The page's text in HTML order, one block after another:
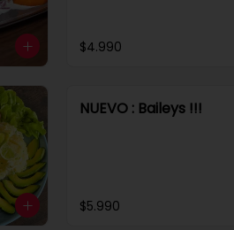
$4.990
NUEVO : Baileys !!!
$5.990